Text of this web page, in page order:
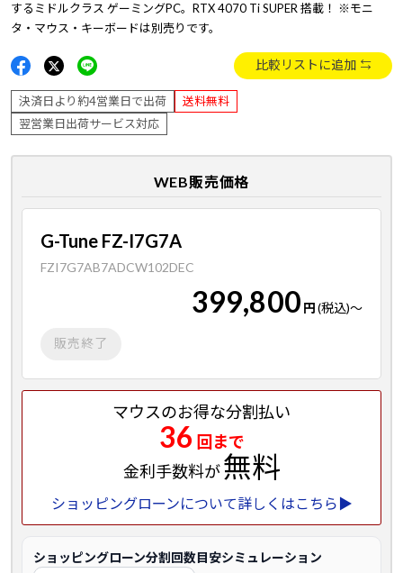
するミドルクラス ゲーミングPC。RTX 4070 Ti SUPER 搭載！ ※モニ
タ・マウス・キーボードは別売りです。
比較リストに追加
決済日より約4営業日で出荷
送料無料
翌営業日出荷サービス対応
WEB販売価格
G-Tune FZ-I7G7A
FZI7G7AB7ADCW102DEC
399,800 円(税込)～
販売終了
マウスのお得な分割払い
36 回まで
金利手数料が無料
ショッピングローンについて詳しくはこちら▶
ショッピングローン分割回数目安シミュレーション